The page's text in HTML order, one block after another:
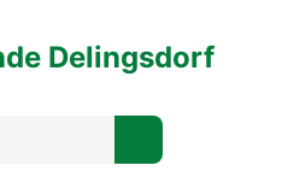
Delingsdorf